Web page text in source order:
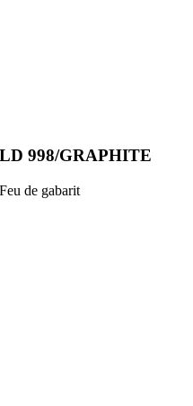
LD 998/GRAPHITE
Feu de gabarit